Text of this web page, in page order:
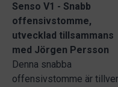
Senso V1 - Snabb
offensivstomme,
utvecklad tillsammans
med Jörgen Persson
Denna snabba
offensivstomme är